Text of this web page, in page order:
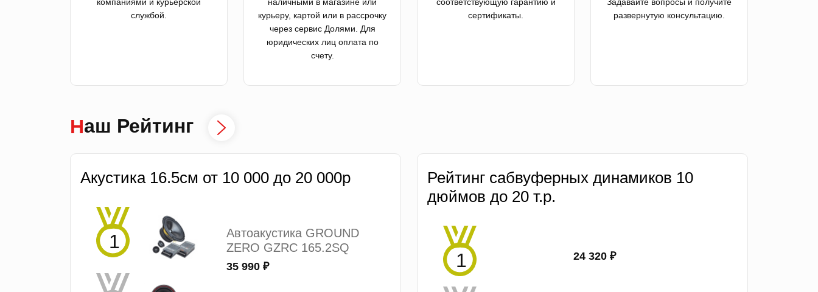
службой.
курьеру, картой или в рассрочку
через сервис Долями. Для
юридических лиц оплата по
счету.
сертификаты.
развернутую консультацию.
Наш Рейтинг
Акустика 16.5см от 10 000 до 20 000р
Автоакустика GROUND
ZERO GZRC 165.2SQ
35 990 ₽
Рейтинг сабвуферных динамиков 10
дюймов до 20 т.р.
24 320 ₽